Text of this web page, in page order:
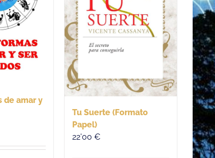
de amar y
Tu Suerte (Formato
Papel)
22'00 €